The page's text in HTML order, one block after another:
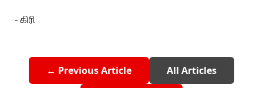
- கிரி
← Previous Article All Articles